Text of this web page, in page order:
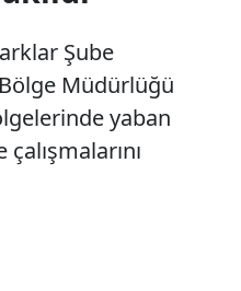
Şube
Müdürlüğü
yaban